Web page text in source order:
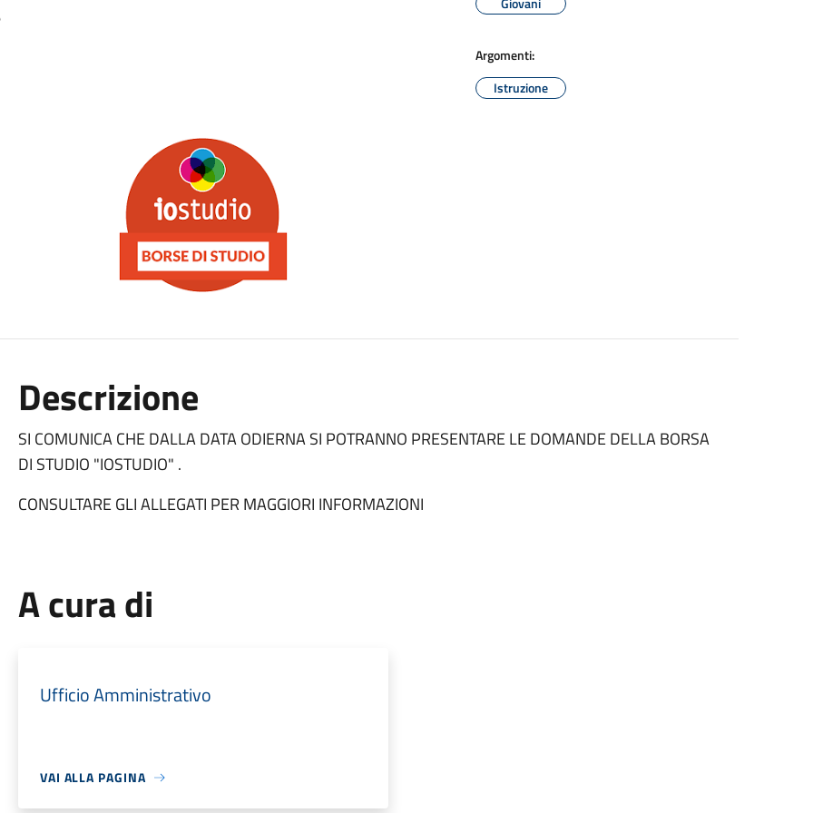
Argomenti:
Istruzione
Descrizione
SI COMUNICA CHE DALLA DATA ODIERNA SI POTRANNO PRESENTARE LE DOMANDE DELLA BORSA
DI STUDIO "IOSTUDIO" .
CONSULTARE GLI ALLEGATI PER MAGGIORI INFORMAZIONI
A cura di
Ufficio Amministrativo
VAI ALLA PAGINA